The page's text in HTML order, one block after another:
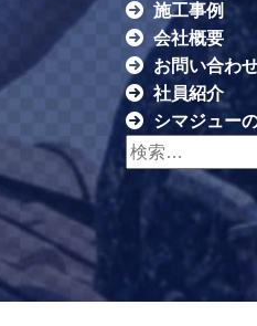
施工事例
会社概要
お問い合わ
社員紹介
シマジュー
検索: